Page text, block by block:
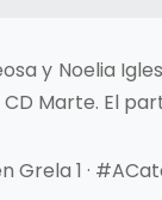
y Noelia
Marte. El
Grela 1 ·